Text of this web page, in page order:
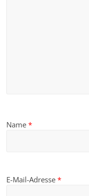
Name*
E-Mail-Adresse*